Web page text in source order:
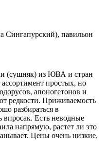
павильон
(сушняк) из ЮВА и стран
простых, но
апоногетонов и
редкости. Приживаемость
разбираться в
впросак. Есть неводные
напрямую, растет ли это
Цены очень низкие,